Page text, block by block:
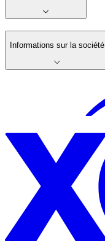
Informations sur la société